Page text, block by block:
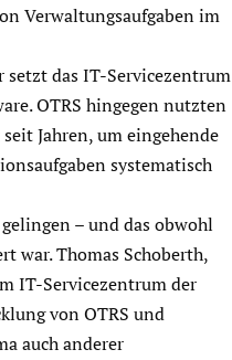
Verwaltungsaufgaben im
das IT-Servicezentrum
OTRS hingegen nutzten
Jahren, um eingehende
systematisch
– und das obwohl
war. Thomas Schoberth,
IT-Servicezentrum der
von OTRS und
auch anderer